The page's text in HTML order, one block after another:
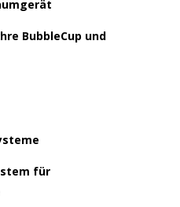
BubbleCup und
für